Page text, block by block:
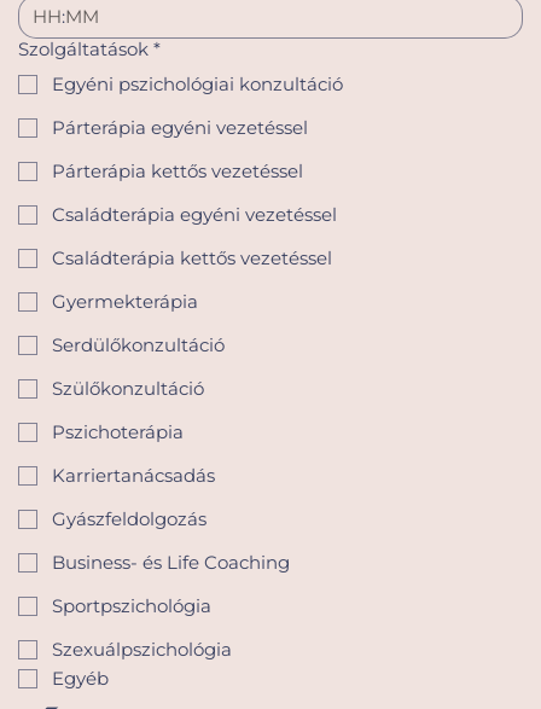
:
Szolgáltatások *
Egyéni pszichológiai konzultáció
Párterápia egyéni vezetéssel
Párterápia kettős vezetéssel
Családterápia egyéni vezetéssel
Családterápia kettős vezetéssel
Gyermekterápia
Serdülőkonzultáció
Szülőkonzultáció
Pszichoterápia
Karriertanácsadás
Gyászfeldolgozás
Business- és Life Coaching
Sportpszichológia
Szexuálpszichológia
Egyéb